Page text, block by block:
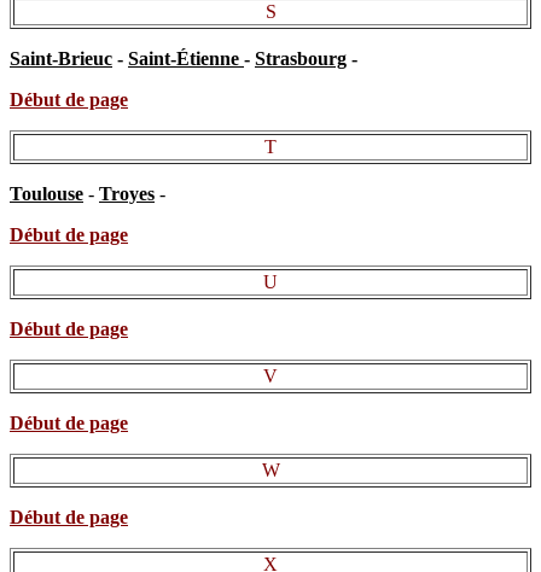
S
Saint-Brieuc - Saint-Étienne - Strasbourg -
Début de page
T
Toulouse - Troyes -
Début de page
U
Début de page
V
Début de page
W
Début de page
X